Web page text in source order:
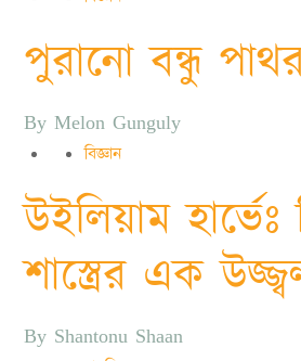
পুরানো বন্ধু
ByMelon Gunguly
বিজ্ঞান
উইলিয়াম হার্ভেঃ
শাস্ত্রের এক
By Shantonu Shaan